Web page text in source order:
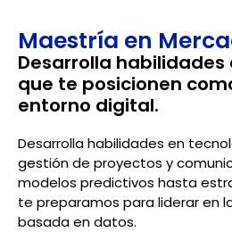
Maestría en
Desarrolla
que te posicionen
entorno digital.
Desarrolla habilidades en
gestión de proyectos y
modelos predictivos hasta
te preparamos para liderar en
basada en datos.